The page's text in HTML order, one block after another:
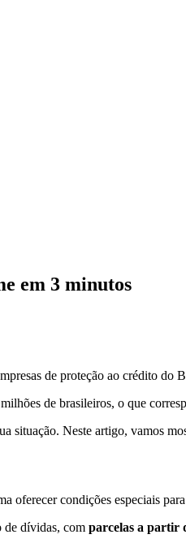
em 3 minutos
de proteção ao crédito
de brasileiros, o que
situação. Neste artigo, vamos
oferecer condições especiais
de dívidas, com parcelas a partir